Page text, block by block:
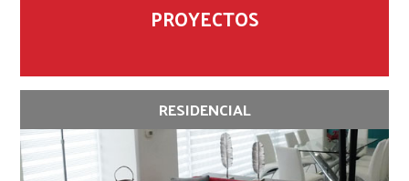
PROYECTOS
RESIDENCIAL